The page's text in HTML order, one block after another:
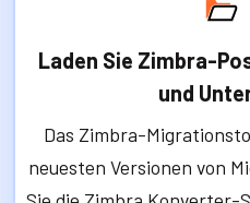
Laden Sie Zimbra-
und
Das Zimbra-
neuesten Versionen von